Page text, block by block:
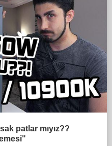
patlar mıyız??